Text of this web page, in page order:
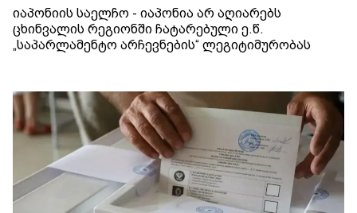
იაპონიის საელჩო - იაპონია არ აღიარებს
ცხინვალის რეგიონში ჩატარებული ე.წ.
„საპარლამენტო არჩევნების“ ლეგიტიმურობას